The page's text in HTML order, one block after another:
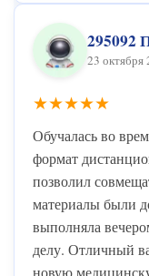
295092
23 октября
★★★★★
Обучалась во
формат
позволил
материалы были
выполняла
делу. Отличный
новую